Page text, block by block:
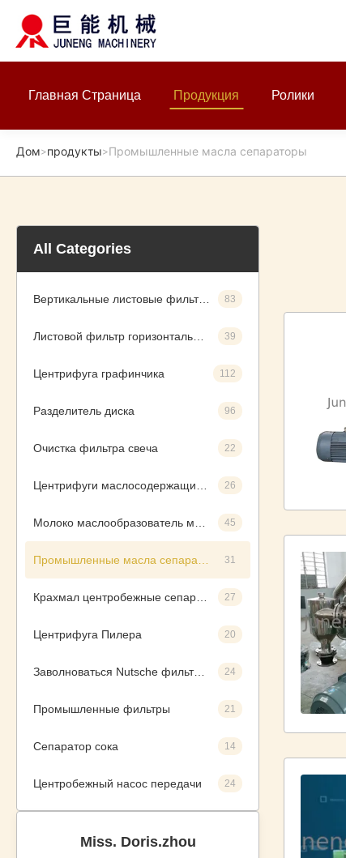
Главная Страница Продукция Ролики
Дом>продукты>Промышленные масла сепараторы
All Categories
Вертикальные листовые фильтры давления 83
39
Центрифуга графинчика 112
Разделитель диска 96
Очистка фильтра свеча 22
26
45
31
27
Центрифуга Пилера 20
Заволноваться Nutsche фильтр осушитель 24
Промышленные фильтры 21
Сепаратор сока 14
Центробежный насос передачи 24
Miss. Doris.zhou